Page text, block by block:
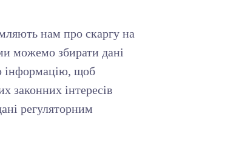
нам про скаргу на
можемо збирати дані
інформацію, щоб
законних інтересів
регуляторним